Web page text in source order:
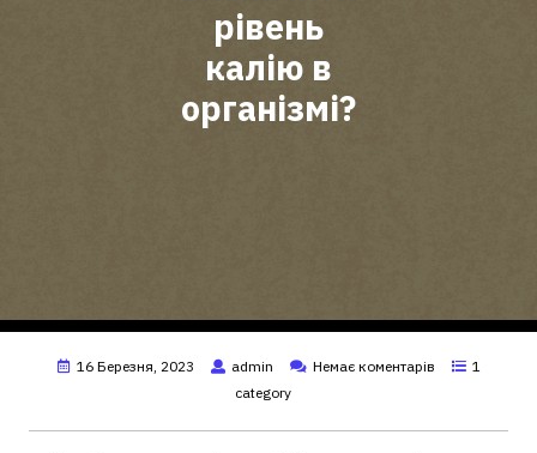
рівень
калію в
організмі?
16 Березня, 2023 admin Немає коментарів
1
category